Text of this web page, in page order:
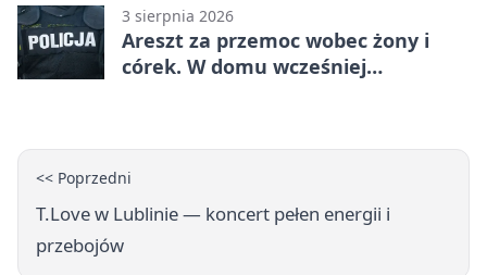
3 sierpnia 2026
Areszt za przemoc wobec żony i
córek. W domu wcześniej
<< Poprzedni
T.Love w Lublinie — koncert pełen energii i
przebojów